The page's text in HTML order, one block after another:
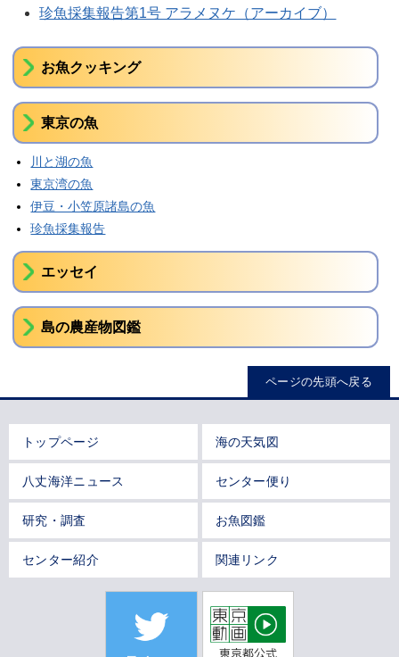
珍魚採集報告第1号 アラメヌケ（アーカイブ）
お魚クッキング
東京の魚
川と湖の魚
東京湾の魚
伊豆・小笠原諸島の魚
珍魚採集報告
エッセイ
島の農産物図鑑
ページの先頭へ戻る
トップページ 海の天気図
八丈海洋ニュース センター便り
研究・調査 お魚図鑑
センター紹介 関連リンク